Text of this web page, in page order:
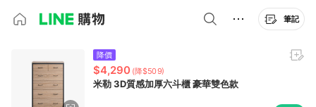
筆記
降價
$4,290 (降$509)
米勒 3D質感加厚六斗櫃 豪華雙色款